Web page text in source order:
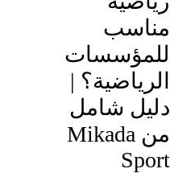
مناسب
للمؤسسات
الرياضية؟ |
دليل شامل
من Mikada
Sport